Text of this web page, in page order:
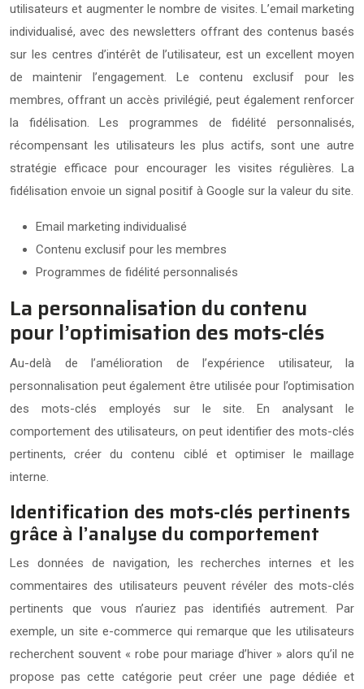
utilisateurs et augmenter le nombre de visites. L’email marketing
individualisé, avec des newsletters offrant des contenus basés
sur les centres d’intérêt de l’utilisateur, est un excellent moyen
de maintenir l’engagement. Le contenu exclusif pour les
membres, offrant un accès privilégié, peut également renforcer
la fidélisation. Les programmes de fidélité personnalisés,
récompensant les utilisateurs les plus actifs, sont une autre
stratégie efficace pour encourager les visites régulières. La
fidélisation envoie un signal positif à Google sur la valeur du site.
Email marketing individualisé
Contenu exclusif pour les membres
Programmes de fidélité personnalisés
La personnalisation du contenu
pour l’optimisation des mots-clés
Au-delà de l’amélioration de l’expérience utilisateur, la
personnalisation peut également être utilisée pour l’optimisation
des mots-clés employés sur le site. En analysant le
comportement des utilisateurs, on peut identifier des mots-clés
pertinents, créer du contenu ciblé et optimiser le maillage
interne.
Identification des mots-clés pertinents
grâce à l’analyse du comportement
Les données de navigation, les recherches internes et les
commentaires des utilisateurs peuvent révéler des mots-clés
pertinents que vous n’auriez pas identifiés autrement. Par
exemple, un site e-commerce qui remarque que les utilisateurs
recherchent souvent « robe pour mariage d’hiver » alors qu’il ne
propose pas cette catégorie peut créer une page dédiée et